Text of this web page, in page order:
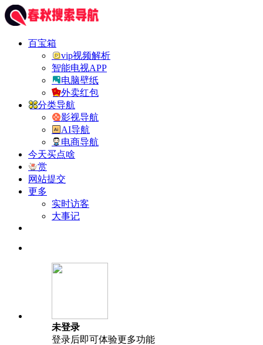
百宝箱
vip视频解析
智能电视APP
电脑壁纸
外卖红包
分类导航
影视导航
AI导航
电商导航
今天买点啥
赏
网站提交
更多
实时访客
大事记
未登录
登录后即可体验更多功能